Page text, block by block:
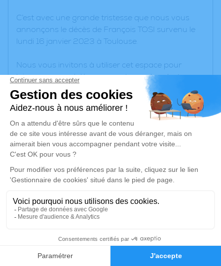
Faire-part Hommages
C’est avec une grande tristesse que nous vous
annonçons le décès de François TOSI survenu le
lundi 16 janvier 2023 à Toulouse.
Nous vous invitons à utiliser cet espace pour
laisser vos condoléances, partager des photos
souvenirs, une anecdote ou exprimer vos pensées
à travers des poèmes ou des textes. Cet endroit
est un lieu d'expression dédié à honorer la
mémoire de François TOSI.
Un service de plantation d’arbre hommage est
disponible ici.
Cérémonie religieuse
Crématorium de Cornebarrieu
83, Route de Colomiers